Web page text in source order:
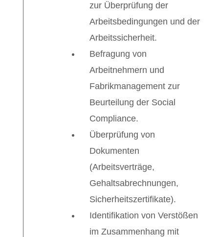
zur Überprüfung der
Arbeitsbedingungen und der
Arbeitssicherheit.
Befragung von
Arbeitnehmern und
Fabrikmanagement zur
Beurteilung der Social
Compliance.
Überprüfung von
Dokumenten
(Arbeitsverträge,
Gehaltsabrechnungen,
Sicherheitszertifikate).
Identifikation von Verstößen
im Zusammenhang mit